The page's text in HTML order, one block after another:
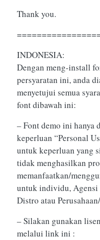
Thank you.
INDONESIA:
Dengan meng-install
persyaratan ini, anda
menyetujui semua
font dibawah ini:
– Font demo ini hanya
keperluan “Personal
untuk keperluan yang
tidak menghasilkan
memanfaatkan/
untuk individu, Agensi
Distro atau
– Silakan gunakan
melalui link ini :